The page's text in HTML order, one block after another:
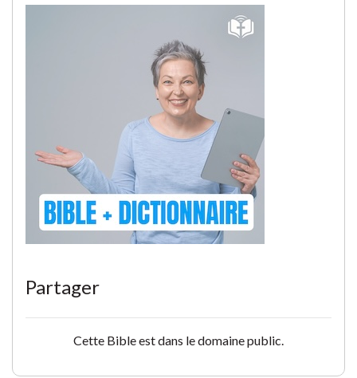
Partager
Cette Bible est dans le domaine public.